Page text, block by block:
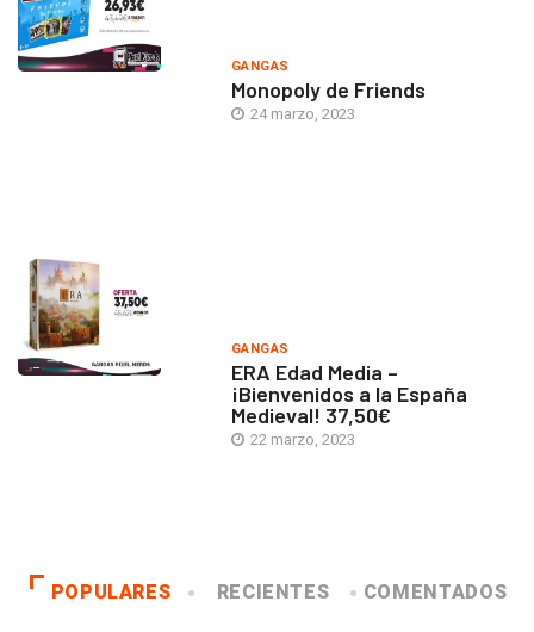
GANGAS
Monopoly de Friends
24 marzo, 2023
GANGAS
ERA Edad Media –
¡Bienvenidos a la España
Medieval! 37,50€
22 marzo, 2023
POPULARES RECIENTES COMENTADOS